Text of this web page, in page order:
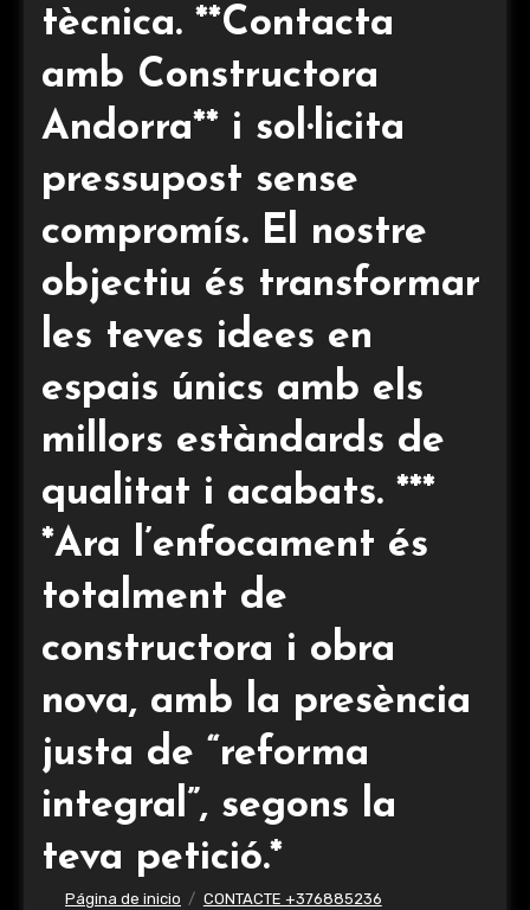
tècnica. **Contacta
amb Constructora
Andorra** i sol·licita
pressupost sense
compromís. El nostre
objectiu és transformar
les teves idees en
espais únics amb els
millors estàndards de
qualitat i acabats. ***
*Ara l’enfocament és
totalment de
constructora i obra
nova, amb la presència
justa de “reforma
integral”, segons la
teva petició.*
Página de inicio
CONTACTE +376885236